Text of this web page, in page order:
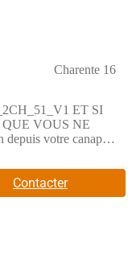
Charente 16
ET SI
VOUS NE
votre canapé
de choisir votre
rapidement une
vous sur
Contacter